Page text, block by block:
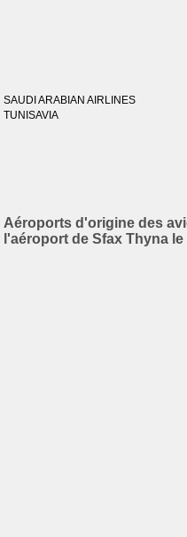
SAUDI ARABIAN AIRLINES
TUNISAVIA
Aéroports d'origine des
l'aéroport de Sfax Thyna